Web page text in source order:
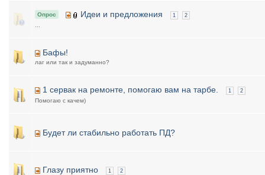
Опрос Идеи и предложения 1 2
Бафы!
лаг или так и задуманно?
1 сервак на ремонте, помогаю вам на тарбе. 1 2
Помогаю с качем)
Будет ли стабильно работать ПД?
Глазу приятно 1 2